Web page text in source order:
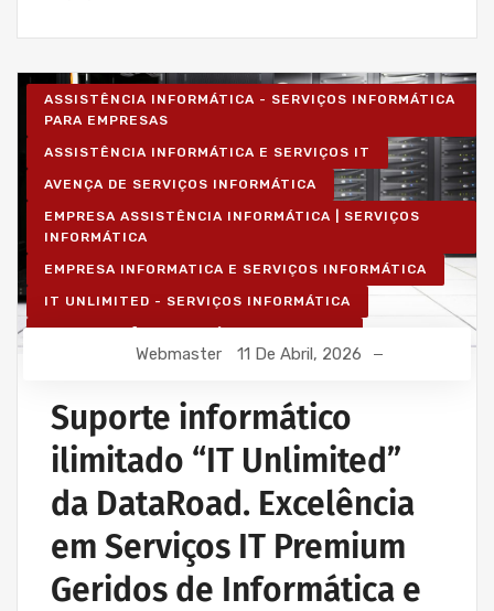
ASSISTÊNCIA INFORMÁTICA - SERVIÇOS INFORMÁTICA
PARA EMPRESAS
ASSISTÊNCIA INFORMÁTICA E SERVIÇOS IT
AVENÇA DE SERVIÇOS INFORMÁTICA
EMPRESA ASSISTÊNCIA INFORMÁTICA | SERVIÇOS
INFORMÁTICA
EMPRESA INFORMATICA E SERVIÇOS INFORMÁTICA
IT UNLIMITED - SERVIÇOS INFORMÁTICA
PROJETOS CABLAGEM E REDES INFORMÁTICA
REDE ESTRUTURADA INFORMÁTICA
SERVIÇOS INFORMÁTICA E ASSISTÊNCIA INFORMÁTICA
Webmaster 11 De Abril, 2026
Suporte informático
ilimitado “IT Unlimited”
da DataRoad. Excelência
em Serviços IT Premium
Geridos de Informática e